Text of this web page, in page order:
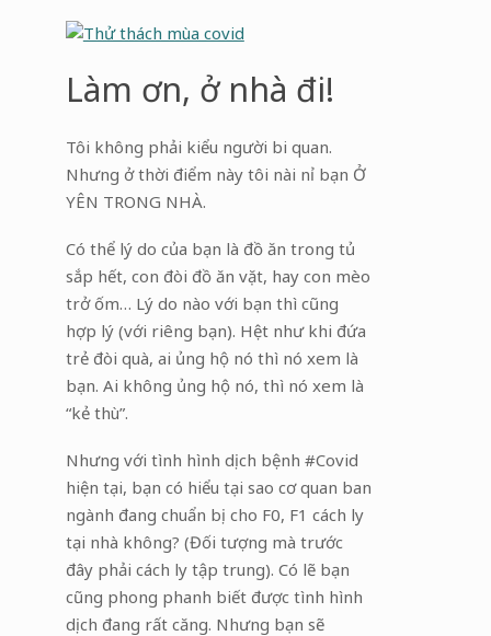
Làm ơn, ở nhà đi!
Tôi không phải kiểu người bi quan.
Nhưng ở thời điểm này tôi nài nỉ bạn Ở
YÊN TRONG NHÀ.
Có thể lý do của bạn là đồ ăn trong tủ
sắp hết, con đòi đồ ăn vặt, hay con mèo
trở ốm… Lý do nào với bạn thì cũng
hợp lý (với riêng bạn). Hệt như khi đứa
trẻ đòi quà, ai ủng hộ nó thì nó xem là
bạn. Ai không ủng hộ nó, thì nó xem là
“kẻ thù”.
Nhưng với tình hình dịch bệnh #Covid
hiện tại, bạn có hiểu tại sao cơ quan ban
ngành đang chuẩn bị cho F0, F1 cách ly
tại nhà không? (Đối tượng mà trước
đây phải cách ly tập trung). Có lẽ bạn
cũng phong phanh biết được tình hình
dịch đang rất căng. Nhưng bạn sẽ